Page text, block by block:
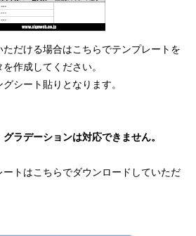
だける場合はこちらでテンプレートを
作成してください。
シート貼りとなります。
ラデーションは対応できません。
トはこちらでダウンロードしていただ